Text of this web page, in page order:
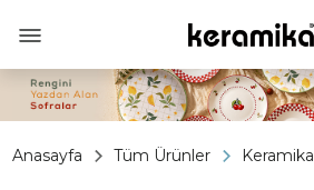
Anasayfa Tüm Ürünler Keramika